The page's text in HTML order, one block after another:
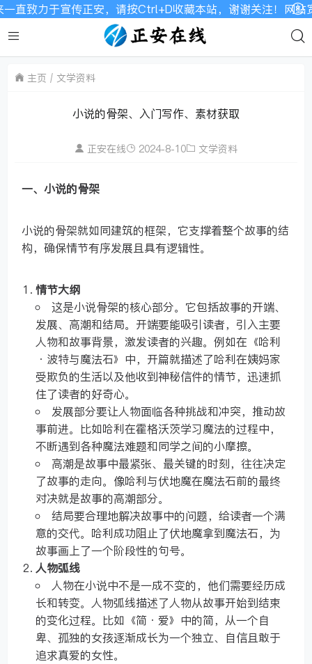
力于宣传正安，请按Ctrl+D收藏本站，谢谢关注！网站宽带
主页 文学资料
小说的骨架、入门写作、素材获取
正安在线 2024-8-10 文学资料
一、小说的骨架
小说的骨架就如同建筑的框架，它支撑着整个故事的结
构，确保情节有序发展且具有逻辑性。
情节大纲
这是小说骨架的核心部分。它包括故事的开端、
发展、高潮和结局。开端要能吸引读者，引入主要
人物和故事背景，激发读者的兴趣。例如在《哈利
·波特与魔法石》中，开篇就描述了哈利在姨妈家
受欺负的生活以及他收到神秘信件的情节，迅速抓
住了读者的好奇心。
发展部分要让人物面临各种挑战和冲突，推动故
事前进。比如哈利在霍格沃茨学习魔法的过程中，
不断遇到各种魔法难题和同学之间的小摩擦。
高潮是故事中最紧张、最关键的时刻，往往决定
了故事的走向。像哈利与伏地魔在魔法石前的最终
对决就是故事的高潮部分。
结局要合理地解决故事中的问题，给读者一个满
意的交代。哈利成功阻止了伏地魔拿到魔法石，为
故事画上了一个阶段性的句号。
人物弧线
人物在小说中不是一成不变的，他们需要经历成
长和转变。人物弧线描述了人物从故事开始到结束
的变化过程。比如《简·爱》中的简，从一个自
卑、孤独的女孩逐渐成长为一个独立、自信且敢于
追求真爱的女性。